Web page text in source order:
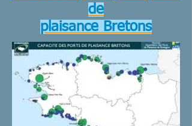
de
plaisance Bretons